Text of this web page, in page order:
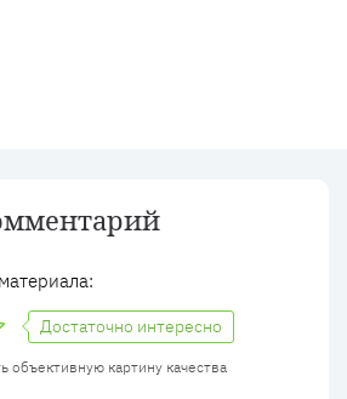
Достаточно интересно
объективную картину качества